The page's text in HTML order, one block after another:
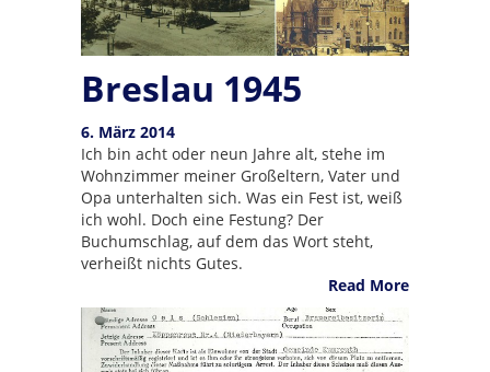
Breslau 1945
6. März 2014
Ich bin acht oder neun Jahre alt, stehe im
Wohnzimmer meiner Großeltern, Vater und
Opa unterhalten sich. Was ein Fest ist, weiß
ich wohl. Doch eine Festung? Der
Buchumschlag, auf dem das Wort steht,
verheißt nichts Gutes.
Read More